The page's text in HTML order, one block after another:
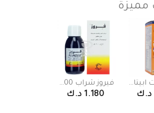
مميزة
كريسيدايت ابيتايت شراب 250 مل أضف للسلةفيروز شراب 100 مل
1.180 د.ك